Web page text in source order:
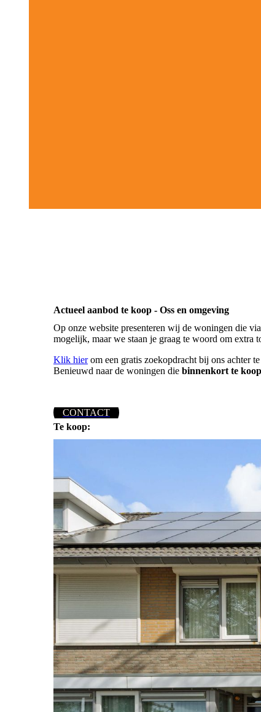
Actueel aanbod te koop - Oss en omgeving
Op onze website presenteren wij de woningen die
mogelijk, maar we staan je graag te woord om extra
Klik hierom een gratis zoekopdracht bij ons achter te
Benieuwd naar de woningen die binnenkort te koop
CONTACT
Te koop: